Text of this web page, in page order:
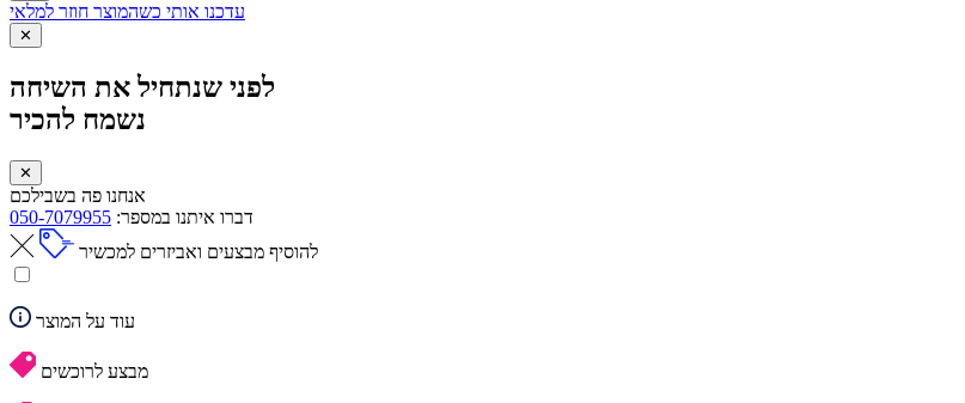
עדכנו אותי כשהמוצר חוזר למלאי
✕
לפני שנתחיל את השיחה
נשמח להכיר
✕
אנחנו פה בשבילכם
דברו איתנו במספר: 050-7079955
להוסיף מבצעים ואביזרים למכשיר
עוד על המוצר
מבצע לרוכשים